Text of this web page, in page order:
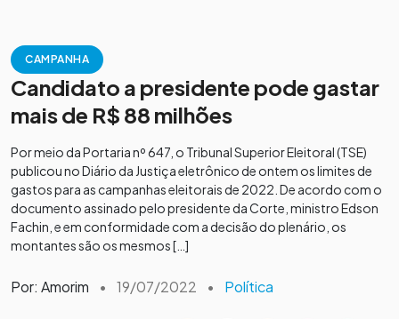
CAMPANHA
Candidato a presidente pode gastar
mais de R$ 88 milhões
Por meio da Portaria nº 647, o Tribunal Superior Eleitoral (TSE)
publicou no Diário da Justiça eletrônico de ontem os limites de
gastos para as campanhas eleitorais de 2022. De acordo com o
documento assinado pelo presidente da Corte, ministro Edson
Fachin, e em conformidade com a decisão do plenário, os
montantes são os mesmos […]
Por: Amorim • 19/07/2022 • Política